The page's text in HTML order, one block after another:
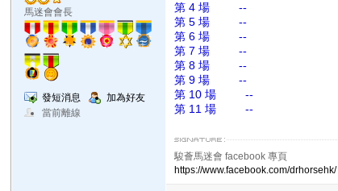
馬迷會會長
發短消息
加為好友
當前離線
第 4 場 --
第 5 場 --
第 6 場 --
第 7 場 --
第 8 場 --
第 9 場 --
第 10 場 --
第 11 場 --
駿薈馬迷會 facebook 專頁
https://www.facebook.com/drhorsehk/